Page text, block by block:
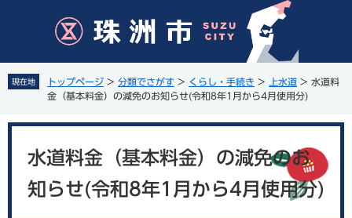
先
頭
す
を
飛
し
現在地 トップページ > 分類でさがす > くらし・手続き > 上水道 > 水道料
金（基本料金）の減免のお知らせ(令和8年1月から4月使用分)
水道料金（基本料金）の減免のお
知らせ(令和8年1月から4月使用分)